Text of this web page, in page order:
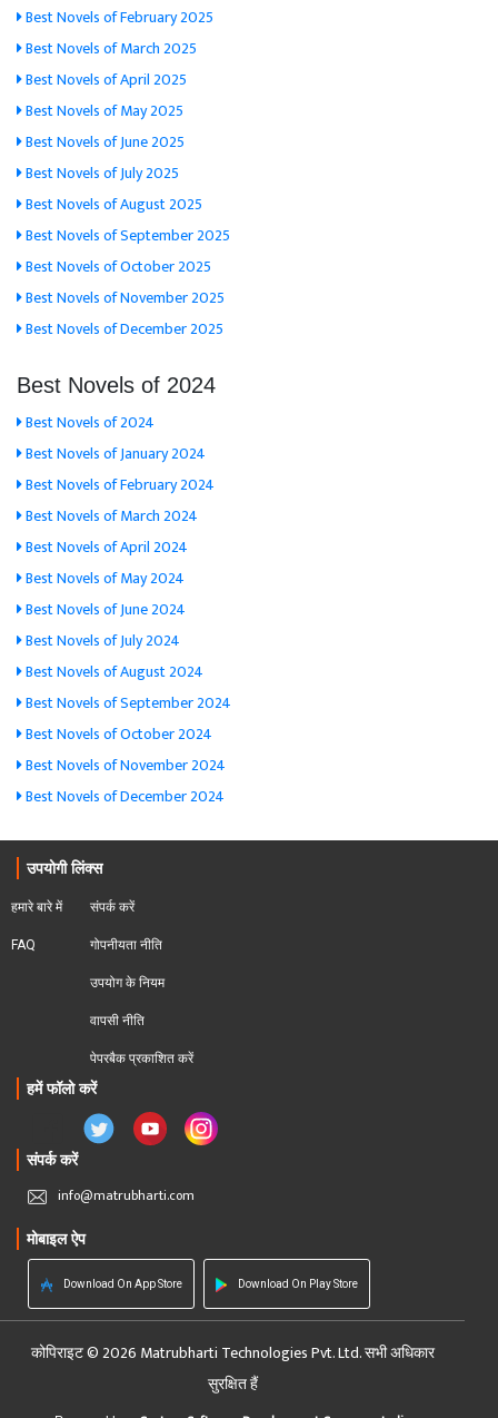
Best Novels of February 2025
Best Novels of March 2025
Best Novels of April 2025
Best Novels of May 2025
Best Novels of June 2025
Best Novels of July 2025
Best Novels of August 2025
Best Novels of September 2025
Best Novels of October 2025
Best Novels of November 2025
Best Novels of December 2025
Best Novels of 2024
Best Novels of 2024
Best Novels of January 2024
Best Novels of February 2024
Best Novels of March 2024
Best Novels of April 2024
Best Novels of May 2024
Best Novels of June 2024
Best Novels of July 2024
Best Novels of August 2024
Best Novels of September 2024
Best Novels of October 2024
Best Novels of November 2024
Best Novels of December 2024
उपयोगी लिंक्स
हमारे बारे में
FAQ
संपर्क करें
गोपनीयता नीति
उपयोग के नियम
वापसी नीति
पेपरबैक प्रकाशित करें
हमें फॉलो करें
संपर्क करें
info@matrubharti.com
मोबाइल ऐप
Download On App Store Download On Play Store
कोपिराइट © 2026 Matrubharti Technologies Pvt. Ltd. सभी अधिकार
सुरक्षित हैं